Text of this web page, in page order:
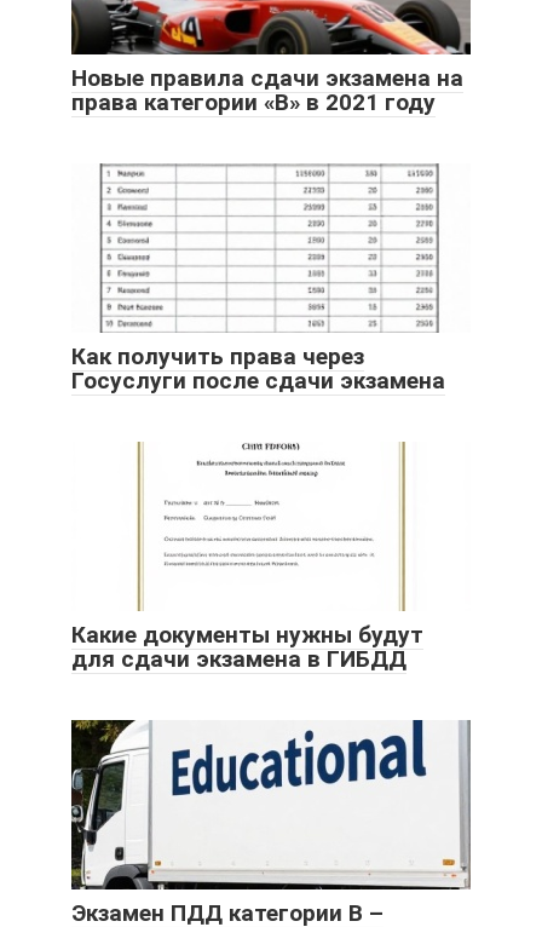
Новые правила сдачи экзамена на
права категории «В» в 2021 году
Как получить права через
Госуслуги после сдачи экзамена
Какие документы нужны будут
для сдачи экзамена в ГИБДД
Экзамен ПДД категории B –